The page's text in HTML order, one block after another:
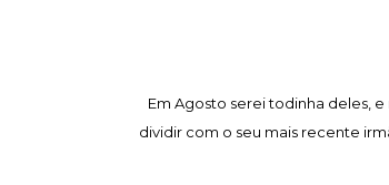
Em Agosto serei todinha deles,
dividir com o seu mais recente